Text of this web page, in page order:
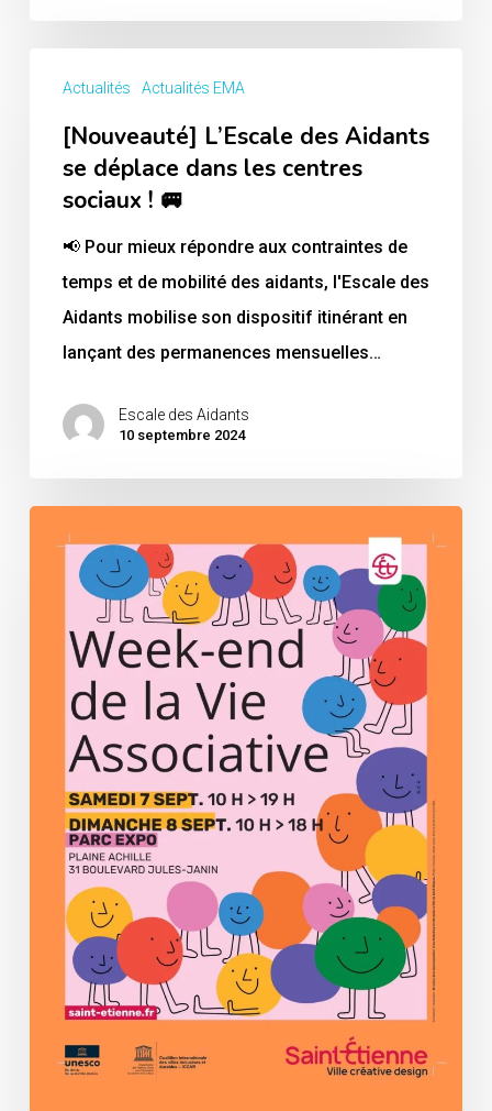
L’Escale
Aidants
déplace
dans
centres
Actualités Actualités EMA
[Nouveauté] L’Escale des Aidants
se déplace dans les centres
sociaux ! 🚐
📢 Pour mieux répondre aux contraintes de
temps et de mobilité des aidants, l'Escale des
Aidants mobilise son dispositif itinérant en
lançant des permanences mensuelles…
Escale des Aidants
10 septembre 2024
associative
Saint-
Etienne